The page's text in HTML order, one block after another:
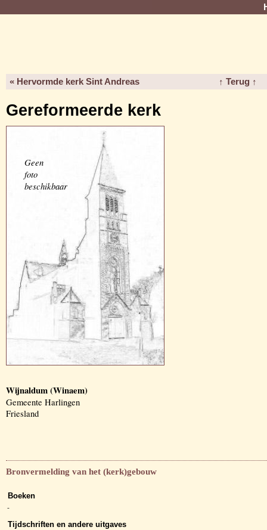
« Hervormde kerk Sint Andreas ↑ Terug ↑
Gereformeerde kerk
Geen
foto
beschikbaar
Wijnaldum (Winaem)
Gemeente Harlingen
Friesland
Bronvermelding van het (kerk)gebouw
Boeken
-
Tijdschriften en andere uitgaves